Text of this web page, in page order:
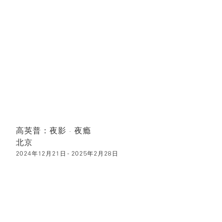
高英普：夜影 · 夜瘾
北京
2024年12月21日 - 2025年2月28日